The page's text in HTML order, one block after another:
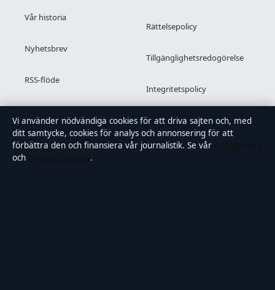
Vår historia
Nyhetsbrev
RSS-flöde
Rättelsepolicy
Tillgänglighetsredogörelse
Integritetspolicy
Kändisar & integritet
Vi använder nödvändiga cookies för att driva sajten och, med
ditt samtycke, cookies för analys och annonsering för att
förbättra den och finansiera vår journalistik. Se vår
och
.